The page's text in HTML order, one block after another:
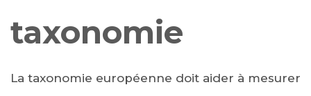
taxonomie
La taxonomie européenne doit aider à mesurer